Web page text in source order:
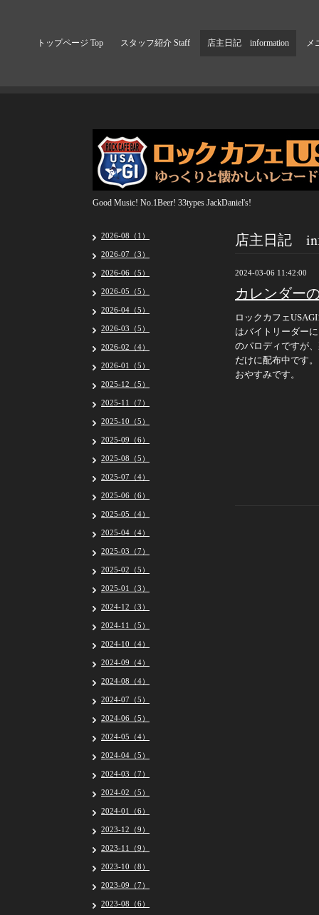
トップページ Top スタッフ紹介 Staff 店主日記 information メ
Good Music! No.1Beer! 33types JackDaniel's!
店主日記
2024-03-06 11:42:00
カレンダー
ロックカフェ
はバイトリーダー
のパロディですが
だけに配布中です
おやすみです。
2026-08（1）
2026-07（3）
2026-06（5）
2026-05（5）
2026-04（5）
2026-03（5）
2026-02（4）
2026-01（5）
2025-12（5）
2025-11（7）
2025-10（5）
2025-09（6）
2025-08（5）
2025-07（4）
2025-06（6）
2025-05（4）
2025-04（4）
2025-03（7）
2025-02（5）
2025-01（3）
2024-12（3）
2024-11（5）
2024-10（4）
2024-09（4）
2024-08（4）
2024-07（5）
2024-06（5）
2024-05（4）
2024-04（5）
2024-03（7）
2024-02（5）
2024-01（6）
2023-12（9）
2023-11（9）
2023-10（8）
2023-09（7）
2023-08（6）